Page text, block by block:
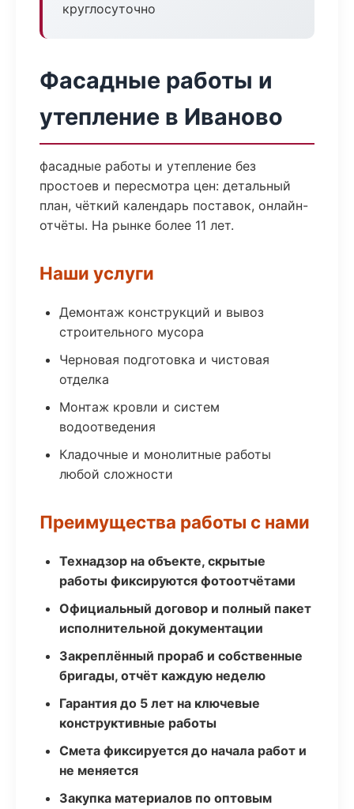
круглосуточно
Фасадные работы и
утепление в Иваново
фасадные работы и утепление без
простоев и пересмотра цен: детальный
план, чёткий календарь поставок, онлайн-
отчёты. На рынке более 11 лет.
Наши услуги
Демонтаж конструкций и вывоз
строительного мусора
Черновая подготовка и чистовая
отделка
Монтаж кровли и систем
водоотведения
Кладочные и монолитные работы
любой сложности
Преимущества работы с нами
Технадзор на объекте, скрытые
работы фиксируются фотоотчётами
Официальный договор и полный пакет
исполнительной документации
Закреплённый прораб и собственные
бригады, отчёт каждую неделю
Гарантия до 5 лет на ключевые
конструктивные работы
Смета фиксируется до начала работ и
не меняется
Закупка материалов по оптовым